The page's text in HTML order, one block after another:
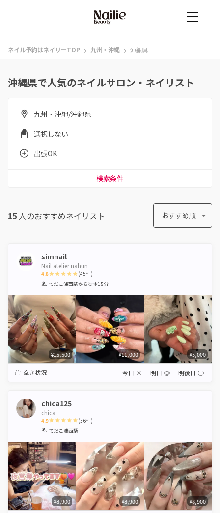
ネイル予約はネイリーTOP › 九州・沖縄 › 沖縄県
沖縄県で人気のネイルサロン・ネイリスト
九州・沖縄/沖縄県
選択しない
出張OK
検索条件
15 人のおすすめネイリスト おすすめ順
simnail
Nail atelier nahun
4.8
1 2 3 4 5
(45件)
てだこ浦西駅から徒歩15分
¥15,500 ¥11,000 ¥5,000
空き状況 今日 × 明日 ◎ 明後日 ◯
chica125
chica
4.9
1 2 3 4 5
(56件)
てだこ浦西駅
¥8,900 ¥8,900 ¥8,900